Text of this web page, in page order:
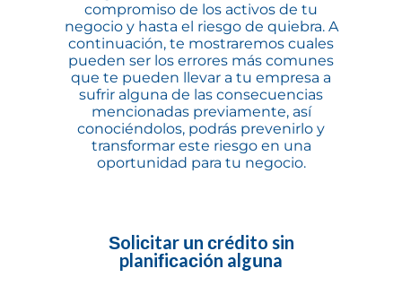
compromiso de los activos de tu
negocio y hasta el riesgo de quiebra. A
continuación, te mostraremos cuales
pueden ser los errores más comunes
que te pueden llevar a tu empresa a
sufrir alguna de las consecuencias
mencionadas previamente, así
conociéndolos, podrás prevenirlo y
transformar este riesgo en una
oportunidad para tu negocio.
Solicitar un crédito sin
planificación alguna